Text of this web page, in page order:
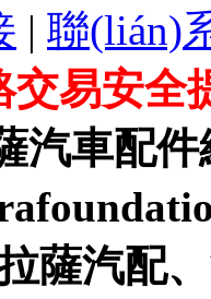
| 聯(lián)
交易安全
汽車配件
汽配、